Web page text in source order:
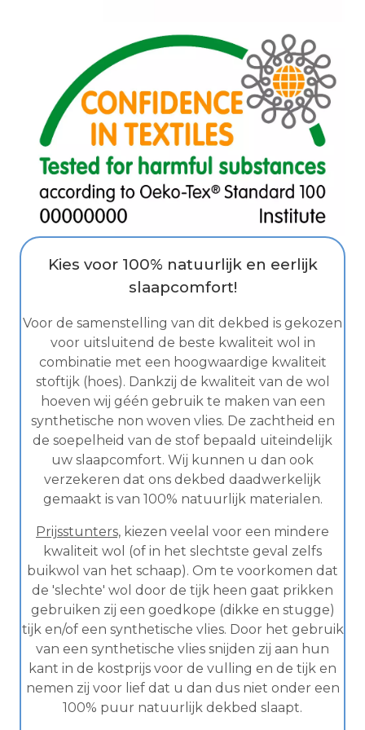
Kies voor 100% natuurlijk en eerlijk
slaapcomfort!
Voor de samenstelling van dit dekbed is gekozen
voor uitsluitend de beste kwaliteit wol in
combinatie met een hoogwaardige kwaliteit
stoftijk (hoes). Dankzij de kwaliteit van de wol
hoeven wij géén gebruik te maken van een
synthetische non woven vlies. De zachtheid en
de soepelheid van de stof bepaald uiteindelijk
uw slaapcomfort. Wij kunnen u dan ook
verzekeren dat ons dekbed daadwerkelijk
gemaakt is van 100% natuurlijk materialen.
Prijsstunters, kiezen veelal voor een mindere
kwaliteit wol (of in het slechtste geval zelfs
buikwol van het schaap). Om te voorkomen dat
de 'slechte' wol door de tijk heen gaat prikken
gebruiken zij een goedkope (dikke en stugge)
tijk en/of een synthetische vlies. Door het gebruik
van een synthetische vlies snijden zij aan hun
kant in de kostprijs voor de vulling en de tijk en
nemen zij voor lief dat u dan dus niet onder een
100% puur natuurlijk dekbed slaapt.